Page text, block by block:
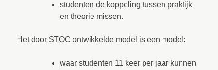
studenten de koppeling tussen praktijk
en theorie missen.
Het door STOC ontwikkelde model is een model:
waar studenten 11 keer per jaar kunnen